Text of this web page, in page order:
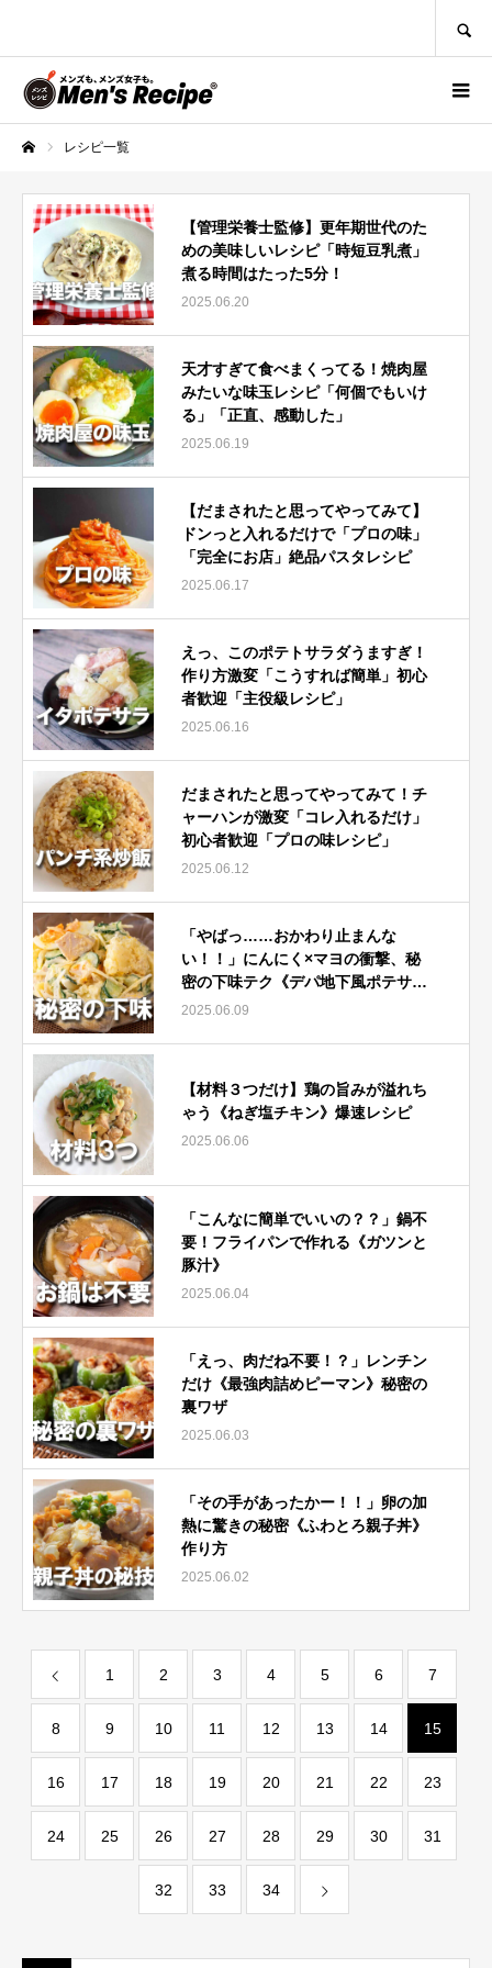
レシピ一覧
【管理栄養士監修】更年期世代のた
めの美味しいレシピ「時短豆乳煮」
煮る時間はたった5分！
2025.06.20
天才すぎて食べまくってる！焼肉屋
みたいな味玉レシピ「何個でもいけ
る」「正直、感動した」
2025.06.19
【だまされたと思ってやってみて】
ドンっと入れるだけで「プロの味」
「完全にお店」絶品パスタレシピ
2025.06.17
えっ、このポテトサラダうますぎ！
作り方激変「こうすれば簡単」初心
者歓迎「主役級レシピ」
2025.06.16
だまされたと思ってやってみて！チ
ャーハンが激変「コレ入れるだけ」
初心者歓迎「プロの味レシピ」
2025.06.12
「やばっ……おかわり止まんな
い！！」にんにく×マヨの衝撃、秘
密の下味テク《デパ地下風ポテサ
ラ》
2025.06.09
【材料３つだけ】鶏の旨みが溢れち
ゃう《ねぎ塩チキン》爆速レシピ
2025.06.06
「こんなに簡単でいいの？？」鍋不
要！フライパンで作れる《ガツンと
豚汁》
2025.06.04
「えっ、肉だね不要！？」レンチン
だけ《最強肉詰めピーマン》秘密の
裏ワザ
2025.06.03
「その手があったかー！！」卵の加
熱に驚きの秘密《ふわとろ親子丼》
作り方
2025.06.02
1 2 3 4 5 6 7
8 9 10 11 12 13 14 15
16 17 18 19 20 21 22 23
24 25 26 27 28 29 30 31
32 33 34